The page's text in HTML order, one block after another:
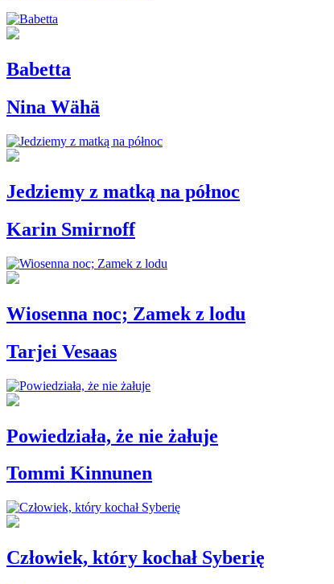
Babetta
Nina Wähä
Jedziemy z matką na północ
Karin Smirnoff
Wiosenna noc; Zamek z lodu
Tarjei Vesaas
Powiedziała, że nie żałuje
Tommi Kinnunen
Człowiek, który kochał Syberię